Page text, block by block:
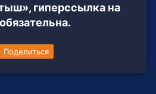
гиперссылка на
Поделиться